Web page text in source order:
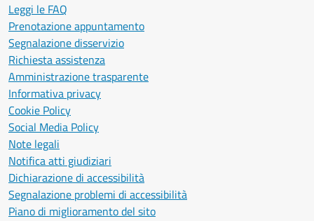
Leggi le FAQ
Prenotazione appuntamento
Segnalazione disservizio
Richiesta assistenza
Amministrazione trasparente
Informativa privacy
Cookie Policy
Social Media Policy
Note legali
Notifica atti giudiziari
Dichiarazione di accessibilità
Segnalazione problemi di accessibilità
Piano di miglioramento del sito